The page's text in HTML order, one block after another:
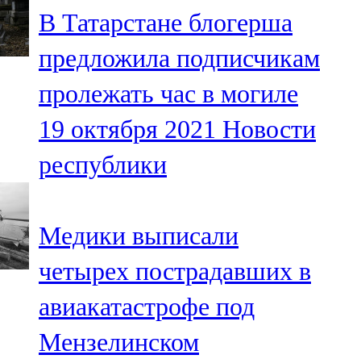
106,1 FM
Түбән Кама
102,6 FM
Чирмешән
107,7 FM
103,0 FM
Чүпрәле
91,0 FM
Шәмәрдән
В Татарстане блогерша
предложила подписчикам
пролежать час в могиле
19 октября 2021 Новости
республики
Медики выписали
четырех пострадавших в
авиакатастрофе под
Мензелинском